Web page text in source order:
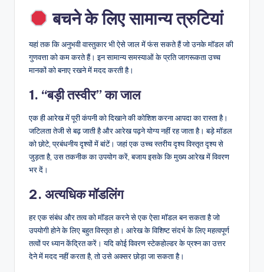
बचने के लिए सामान्य त्रुटियां
यहां तक कि अनुभवी वास्तुकार भी ऐसे जाल में फंस सकते हैं जो उनके मॉडल की
गुणवत्ता को कम करते हैं। इन सामान्य समस्याओं के प्रति जागरूकता उच्च
मानकों को बनाए रखने में मदद करती है।
1. “बड़ी तस्वीर” का जाल
एक ही आरेख में पूरी कंपनी को दिखाने की कोशिश करना आपदा का रास्ता है।
जटिलता तेजी से बढ़ जाती है और आरेख पढ़ने योग्य नहीं रह जाता है। बड़े मॉडल
को छोटे, प्रबंधनीय दृश्यों में बांटें। जहां एक उच्च स्तरीय दृश्य विस्तृत दृश्य से
जुड़ता है, उस तकनीक का उपयोग करें, बजाय इसके कि मुख्य आरेख में विवरण
भर दें।
2. अत्यधिक मॉडलिंग
हर एक संबंध और तत्व को मॉडल करने से एक ऐसा मॉडल बन सकता है जो
उपयोगी होने के लिए बहुत विस्तृत हो। आरेख के विशिष्ट संदर्भ के लिए महत्वपूर्ण
तत्वों पर ध्यान केंद्रित करें। यदि कोई विवरण स्टेकहोल्डर के प्रश्न का उत्तर
देने में मदद नहीं करता है, तो उसे अक्सर छोड़ा जा सकता है।